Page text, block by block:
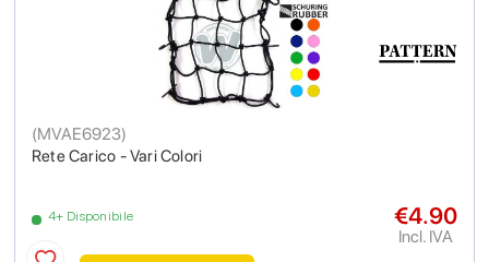
Rete Carico - Vari Colori
(MVAE6923)
4+ Disponibile €4.90
Incl. IVA